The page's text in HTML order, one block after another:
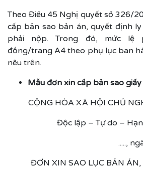
Theo Điều 45 Nghị quyết số 326/
cấp bản sao bản án, quyết định
phải nộp. Trong đó, mức lệ
đồng/trang A4 theo phụ lục ban
nêu trên.
Mẫu đơn xin cấp bản sao
CỘNG HÒA XÃ HỘI CHỦ
Độc lập – Tự do –
.....,
ĐƠN XIN SAO LỤC BẢN